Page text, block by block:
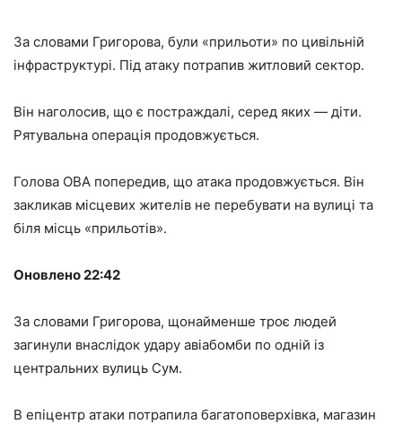
За словами Григорова, були «прильоти» по цивільній
інфраструктурі. Під атаку потрапив житловий сектор.
Він наголосив, що є постраждалі, серед яких — діти.
Рятувальна операція продовжується.
Голова ОВА попередив, що атака продовжується. Він
закликав місцевих жителів не перебувати на вулиці та
біля місць «прильотів».
Оновлено 22:42
За словами Григорова, щонайменше троє людей
загинули внаслідок удару авіабомби по одній із
центральних вулиць Сум.
В епіцентр атаки потрапила багатоповерхівка, магазин